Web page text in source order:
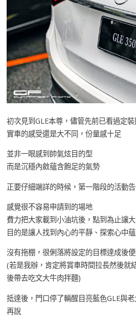
初次見到GLE本尊，儘管先前已看過定
實車的感受還是大不同，份量感十足
並非一眼感到帥氣炫目的型
而是沉穩內斂蘊含飽足的氣勢
正要仔細端詳的時候，第一階段的活動
感覺很不容易申請到的場地
費力把大家載到小油坑後，點到為止讓
目的是讓人找到內心的平靜、探索心中
沒有拖棚，很俐落將設定的目標達成後
(若是我辦，肯定將賞車時間拉長然後就
後帶去吃文大牛肉拌麵)
抵達後，門口停了輛醒目亮藍色GLE與
再說